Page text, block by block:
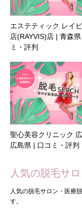
エステティック レイ
店(RAYVIS)店 | 青森
ミ・評判
聖心美容クリニック
広島県 | 口コミ・評判
人気の脱毛サ
人気の脱毛サロン・医療
す。